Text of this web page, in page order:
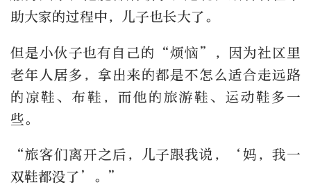
助大家的过程中，儿子也长大了。
但是小伙子也有自己的“烦恼”，因为社区里
老年人居多，拿出来的都是不怎么适合走远路
的凉鞋、布鞋，而他的旅游鞋、运动鞋多一
些。
“旅客们离开之后，儿子跟我说，‘妈，我一
双鞋都没了’。”